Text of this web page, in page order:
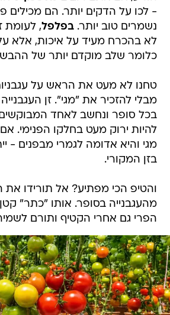
- לכו על הדקים יותר. הם מכילים
נשמרים טוב יותר.בפלפל, לעומת
לא בהכרח מעיד על איכות, אלא
כלומר שלב מוקדם יותר של
טחנו לא מעט את הראש על
מבלי להזכיר את "מגי". זן
בכל סופר ונחשב לאחד
להיות ירוק מעט בחלקו הפנימי.
מגי והיא אדומה לגמרי מבפנים -
בזן המקורי.
והטיפ הכי מפתיע? אל תורידו את
מהעגבנייה בסופר. אותו "כתר"
הפרי גם אחרי הקטיף ותורם